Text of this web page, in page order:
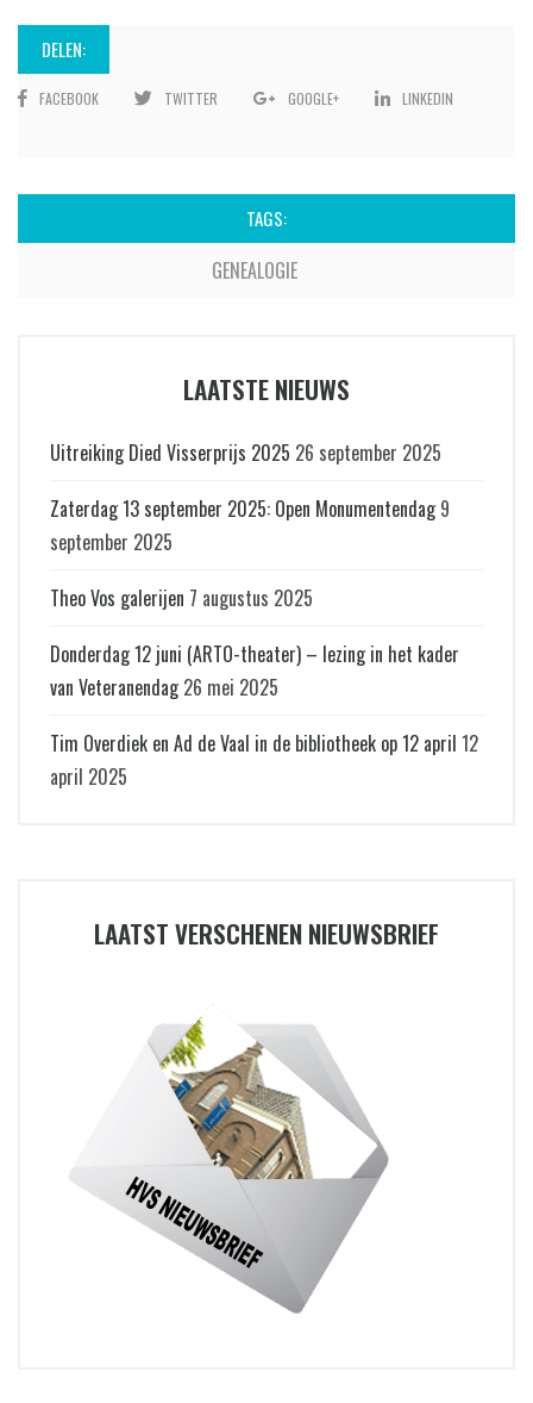
DELEN:
FACEBOOK TWITTER GOOGLE+ LINKEDIN
TAGS:
GENEALOGIE
LAATSTE NIEUWS
Uitreiking Died Visserprijs 2025 26 september 2025
Zaterdag 13 september 2025: Open Monumentendag 9
september 2025
Theo Vos galerijen 7 augustus 2025
Donderdag 12 juni (ARTO-theater) – lezing in het kader
van Veteranendag 26 mei 2025
Tim Overdiek en Ad de Vaal in de bibliotheek op 12 april 12
april 2025
LAATST VERSCHENEN NIEUWSBRIEF